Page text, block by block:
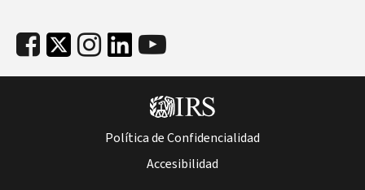
Política de Confidencialidad
Accesibilidad